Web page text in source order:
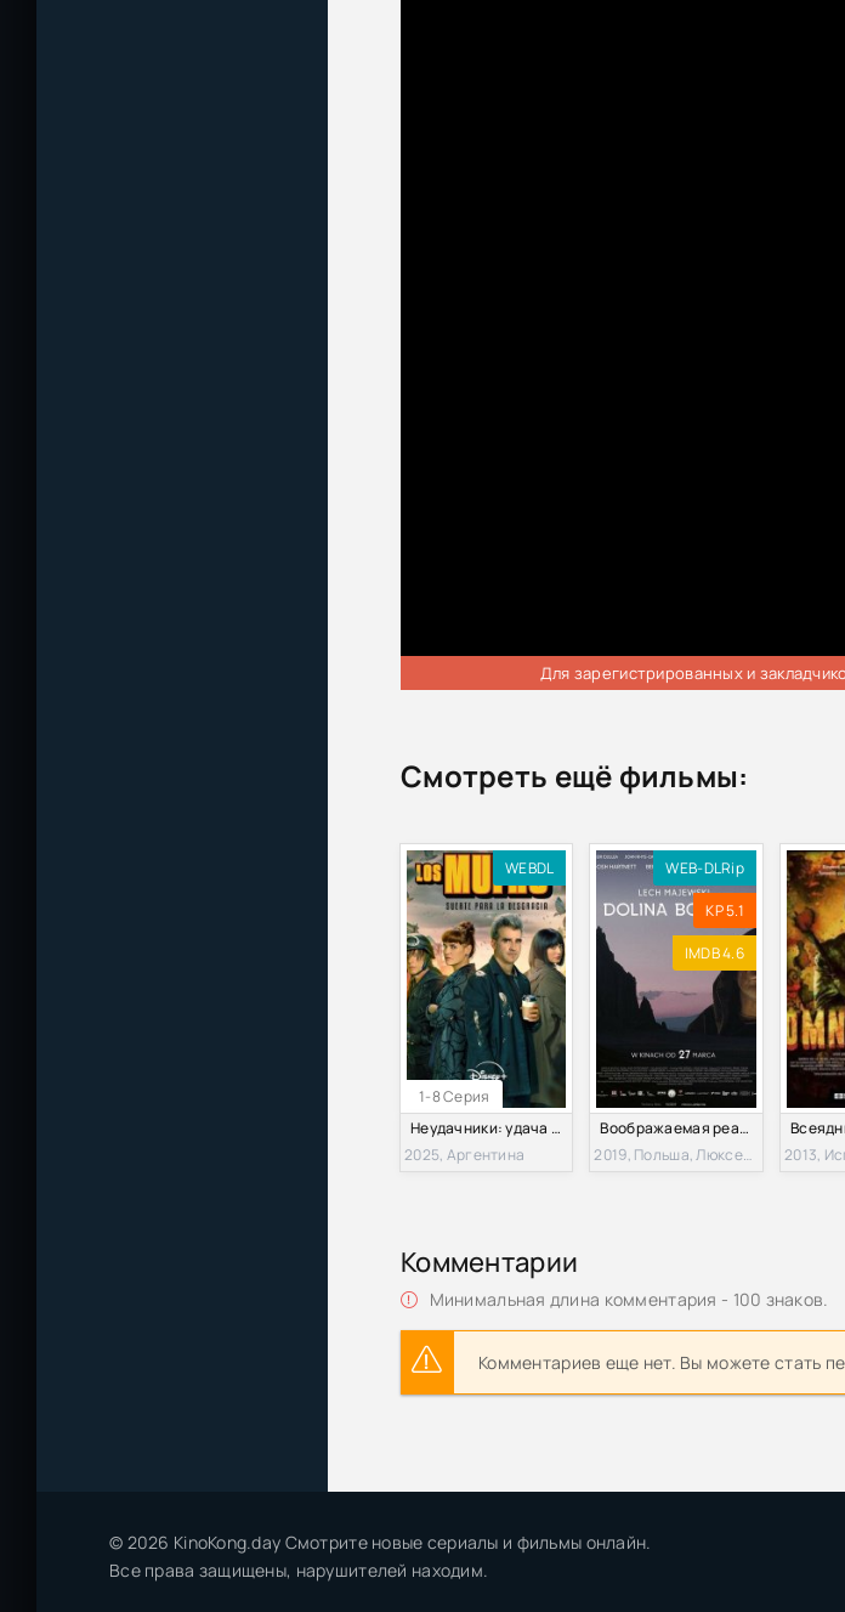
Для зарегистрированных и
Смотреть ещё фильмы:
1-8 Серия
WEBDL
Неудачники: удача к несчастью (2025)
2025, Аргентина
WEB-DLRip
KP 5.1
IMDB 4.6
Воображаемая реальность (2019)
2019, Польша, Люксембург
2013,
Комментарии
Минимальная длина комментария - 100 знаков.
Комментариев еще нет. Вы можете стать
© 2026 KinoKong.day Смотрите новые сериалы и фильмы онлайн.
Все права защищены, нарушителей находим.